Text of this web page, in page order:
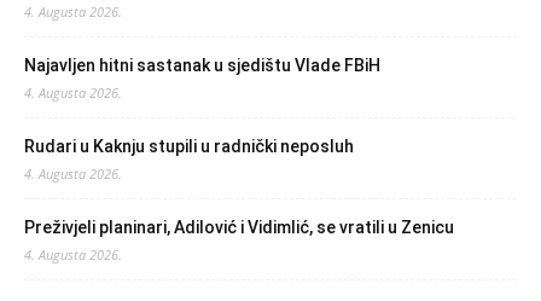
4. Augusta 2026.
Najavljen hitni sastanak u sjedištu Vlade FBiH
4. Augusta 2026.
Rudari u Kaknju stupili u radnički neposluh
4. Augusta 2026.
Preživjeli planinari, Adilović i Vidimlić, se vratili u Zenicu
4. Augusta 2026.